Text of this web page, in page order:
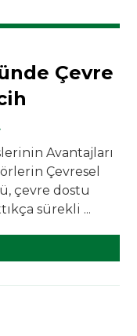
Çevre
Avantajları
Çevresel
çevre dostu
sürekli ...